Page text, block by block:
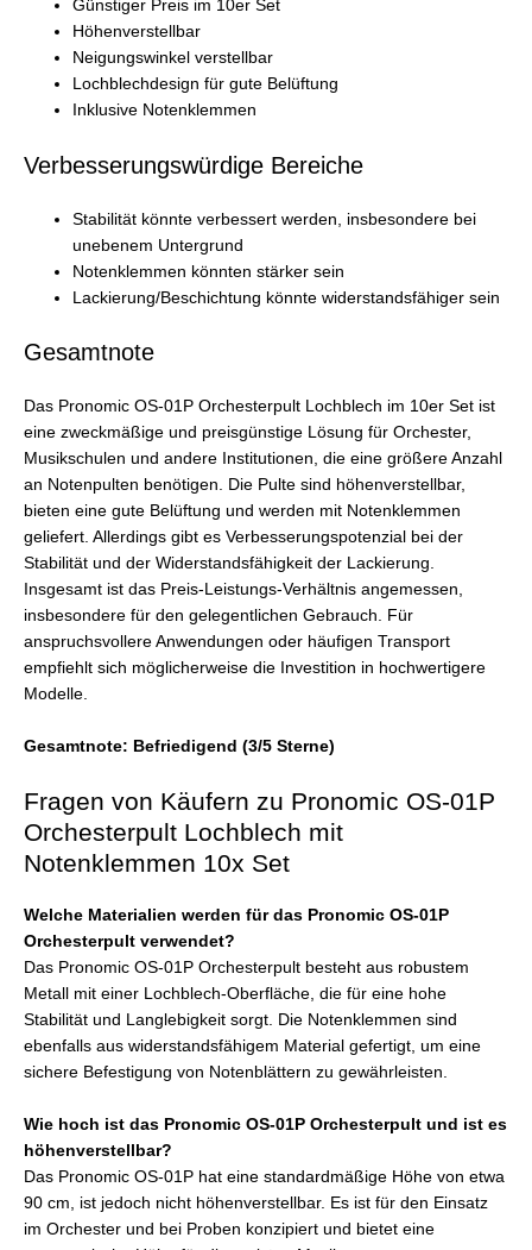
Günstiger Preis im 10er Set
Höhenverstellbar
Neigungswinkel verstellbar
Lochblechdesign für gute Belüftung
Inklusive Notenklemmen
Verbesserungswürdige Bereiche
Stabilität könnte verbessert werden, insbesondere bei
unebenem Untergrund
Notenklemmen könnten stärker sein
Lackierung/Beschichtung könnte widerstandsfähiger sein
Gesamtnote
Das Pronomic OS-01P Orchesterpult Lochblech im 10er Set ist
eine zweckmäßige und preisgünstige Lösung für Orchester,
Musikschulen und andere Institutionen, die eine größere Anzahl
an Notenpulten benötigen. Die Pulte sind höhenverstellbar,
bieten eine gute Belüftung und werden mit Notenklemmen
geliefert. Allerdings gibt es Verbesserungspotenzial bei der
Stabilität und der Widerstandsfähigkeit der Lackierung.
Insgesamt ist das Preis-Leistungs-Verhältnis angemessen,
insbesondere für den gelegentlichen Gebrauch. Für
anspruchsvollere Anwendungen oder häufigen Transport
empfiehlt sich möglicherweise die Investition in hochwertigere
Modelle.
Gesamtnote: Befriedigend (3/5 Sterne)
Fragen von Käufern zu Pronomic OS-01P
Orchesterpult Lochblech mit
Notenklemmen 10x Set
Welche Materialien werden für das Pronomic OS-01P
Orchesterpult verwendet?
Das Pronomic OS-01P Orchesterpult besteht aus robustem
Metall mit einer Lochblech-Oberfläche, die für eine hohe
Stabilität und Langlebigkeit sorgt. Die Notenklemmen sind
ebenfalls aus widerstandsfähigem Material gefertigt, um eine
sichere Befestigung von Notenblättern zu gewährleisten.
Wie hoch ist das Pronomic OS-01P Orchesterpult und ist es
höhenverstellbar?
Das Pronomic OS-01P hat eine standardmäßige Höhe von etwa
90 cm, ist jedoch nicht höhenverstellbar. Es ist für den Einsatz
im Orchester und bei Proben konzipiert und bietet eine